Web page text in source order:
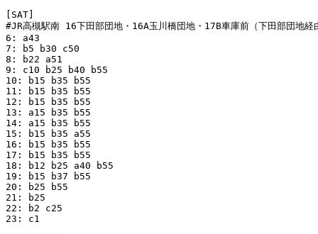
[SAT]
#JR高槻駅南 16下田部団地・16A玉川橋団地・17B車庫前（下田部団地経
6: a43
7: b5 b30 c50
8: b22 a51
9: c10 b25 b40 b55
10: b15 b35 b55
11: b15 b35 b55
12: b15 b35 b55
13: a15 b35 b55
14: a15 b35 b55
15: b15 b35 a55
16: b15 b35 b55
17: b15 b35 b55
18: b12 b25 a40 b55
19: b15 b37 b55
20: b25 b55
21: b25
22: b2 c25
23: c1